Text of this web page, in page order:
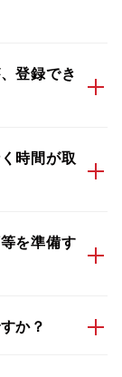
登録でき
時間が取
を準備す
か？